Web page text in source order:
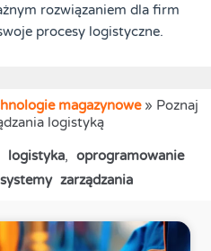
rozwiązaniem dla firm
procesy logistyczne.
magazynowe» Poznaj
logistyką
logistyka, oprogramowanie
systemy zarządzania